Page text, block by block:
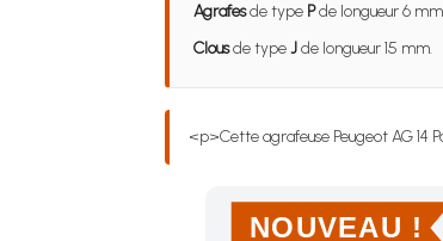
Agrafesde type Pde longueur 6 mm
Clousde typeJde longueur 15 mm.
<p>Cette agrafeuse Peugeot AG 14
NOUVEAU !